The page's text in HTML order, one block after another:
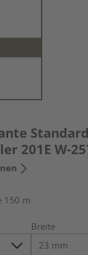
Standard
201E W-
150 m
Breite